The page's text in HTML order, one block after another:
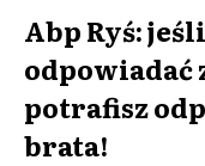
Abp Ryś:
odpowiadać
potrafisz
brata!